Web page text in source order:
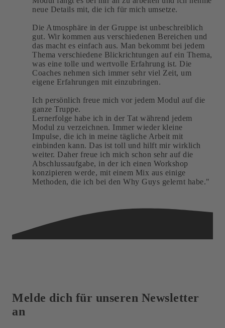
neue Details mit, die ich für mich umsetze.
Die Atmosphäre in der Gruppe ist unbeschreiblich
gut. Wir kommen aus verschiedenen Bereichen und
das macht es einfach aus. Man bekommt bei jedem
Thema verschiedene Blickrichtungen auf ein Thema,
was eine tolle und wertvolle Erfahrung ist. Die
Coaches nehmen sich immer sehr viel Zeit, um
eigene Erfahrungen mit einzubringen.
Ich persönlich freue mich vor jedem Modul auf die
ganze Truppe.
Lernerfolge habe ich in der Tat während jedem
Modul zu verzeichnen. Immer wieder kleine
Impulse, die ich in meine tägliche Arbeit mit
einbinden kann. Das ist toll und hilft mir wirklich
weiter. Daher freue ich mich schon sehr auf die
Abschlussaufgabe, in der ich einen Workshop
konzipieren werde, mit einem Mix aus einige
Methoden, die ich bei den Why Guys gelernt habe."
Melde dich für unseren Newsletter
an